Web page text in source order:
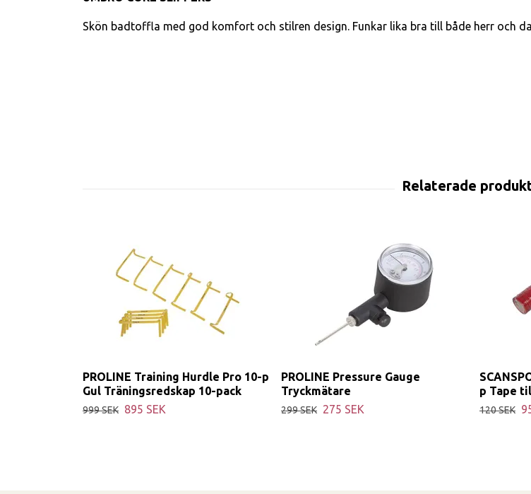
Skön badtoffla med god komfort och stilren design. Funkar lika bra till både herr och
PROLINE Training Hurdle Pro 10-p
Gul Träningsredskap 10-pack
999 SEK 895 SEK
PROLINE Pressure Gauge
Tryckmätare
299 SEK 275 SEK
p Tape
120 SEK